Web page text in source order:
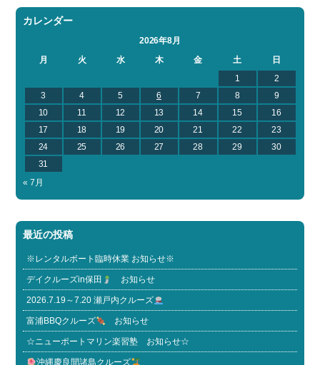
カレンダー
2026年8月
月
火 水 木 金 土
日
1
2
3
4 5 6 7 8
9
10
11 12 13 14 15
16
17
18 19 20 21 22
23
24
25 26 27 28 29
30
31
« 7月
最近の投稿
※レンタルボート臨時休業 お知らせ※
デイクルーズin保田 お知らせ
2026.7.19～7.20 瀬戸内クルーズ
富浦BBQクルーズ お知らせ
☆ニューポートマリン楽習塾 お知らせ☆
沖縄慶良間諸島クルーズ